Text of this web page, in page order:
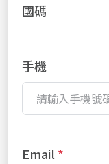
國碼
手機
Email